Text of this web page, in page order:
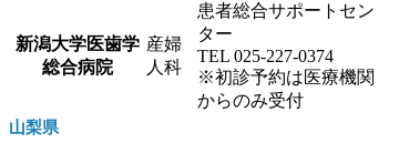
新潟大学医歯学
総合病院
産婦
人科
患者総合サポートセン
ター
TEL 025-227-0374
※初診予約は医療機関
からのみ受付
山梨県